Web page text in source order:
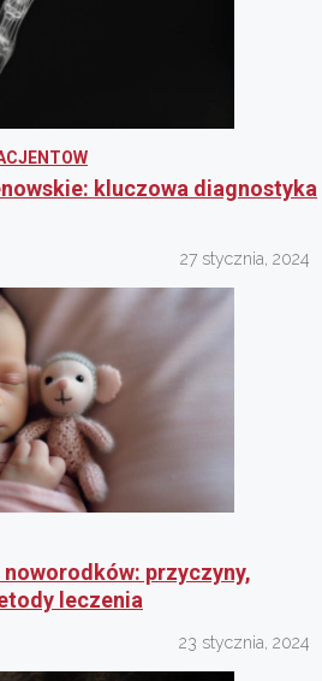
kluczowa diagnostyka
27 stycznia, 2024
przyczyny,
leczenia
23 stycznia, 2024